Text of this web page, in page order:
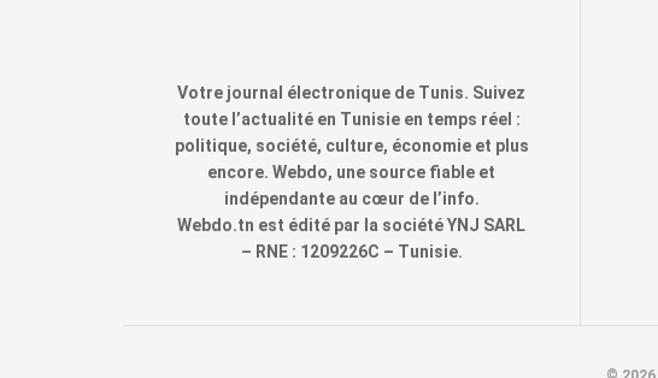
Votre journal électronique de Tunis. Suivez
toute l’actualité en Tunisie en temps réel :
politique, société, culture, économie et plus
encore. Webdo, une source fiable et
indépendante au cœur de l’info.
Webdo.tn est édité par la société YNJ SARL
– RNE : 1209226C – Tunisie.